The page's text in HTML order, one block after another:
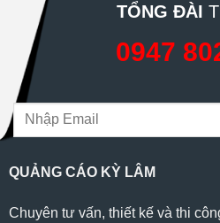
TỔNG ĐÀI
0947
QUẢNG CÁO KỲ LÂM
Chuyên tư vấn, thiết kế và thi